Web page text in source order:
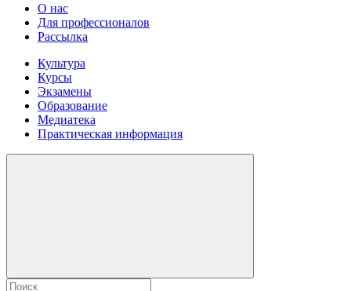
О нас
Для профессионалов
Рассылка
Культура
Курсы
Экзамены
Образование
Медиатека
Практическая информация